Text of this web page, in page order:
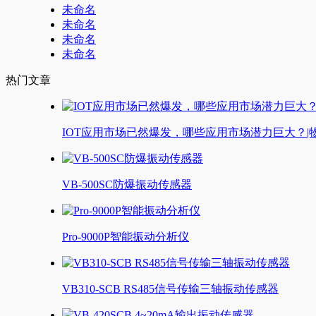
未命名
未命名
未命名
未命名
热门文章
IOT应用市场已然爆发，哪些应用市场潜力巨大？|
VB-500SC防爆振动传感器
Pro-9000P智能振动分析仪
VB310-SCB RS485信号传输三轴振动传感器